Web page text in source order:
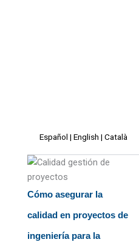
Español | English | Català
Cómo asegurar la
calidad en proyectos de
ingeniería para la